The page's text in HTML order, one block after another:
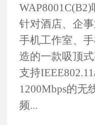
WAP8001C(B2)
针对酒店、企
手机工作室、
造的一款吸顶
支持
1200Mbps的无
频...